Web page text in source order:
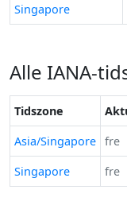
Singapore
Alle IANA-
Tidszone
Asia/Singapore fre
Singapore
fre